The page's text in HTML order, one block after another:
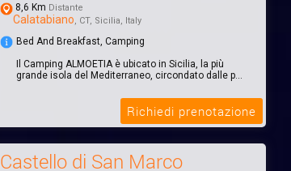
8,6 Km Distante
Calatabiano, CT, Sicilia, Italy
Bed And Breakfast, Camping
Il Camping ALMOETIA è ubicato in Sicilia, la più
grande isola del Mediterraneo, circondato dalle p...
Richiedi prenotazione
Castello di San Marco